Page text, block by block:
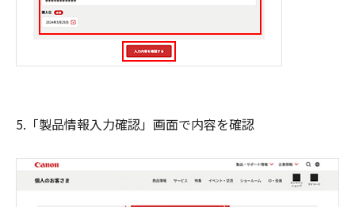
5.「製品情報入力確認」画面で内容を確認